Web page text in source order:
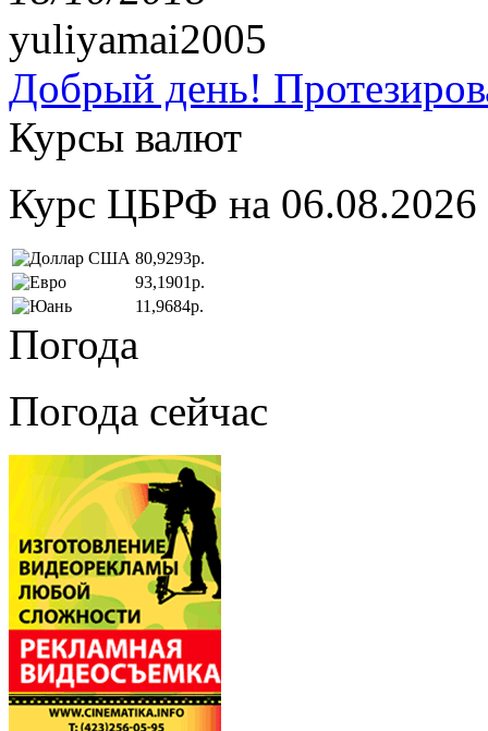
yuliyamai2005
Добрый день!
Курсы валют
Курс ЦБРФ на 06.08.2026
80,9293р.
93,1901р.
11,9684р.
Погода
Погода сейчас